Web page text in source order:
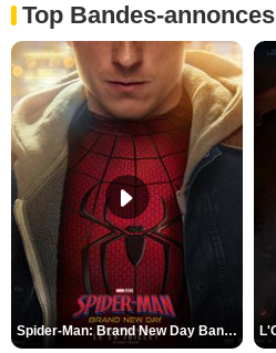
Top Bandes-annonces
Spider-Man: Brand New Day Bande-annonce VO STFR